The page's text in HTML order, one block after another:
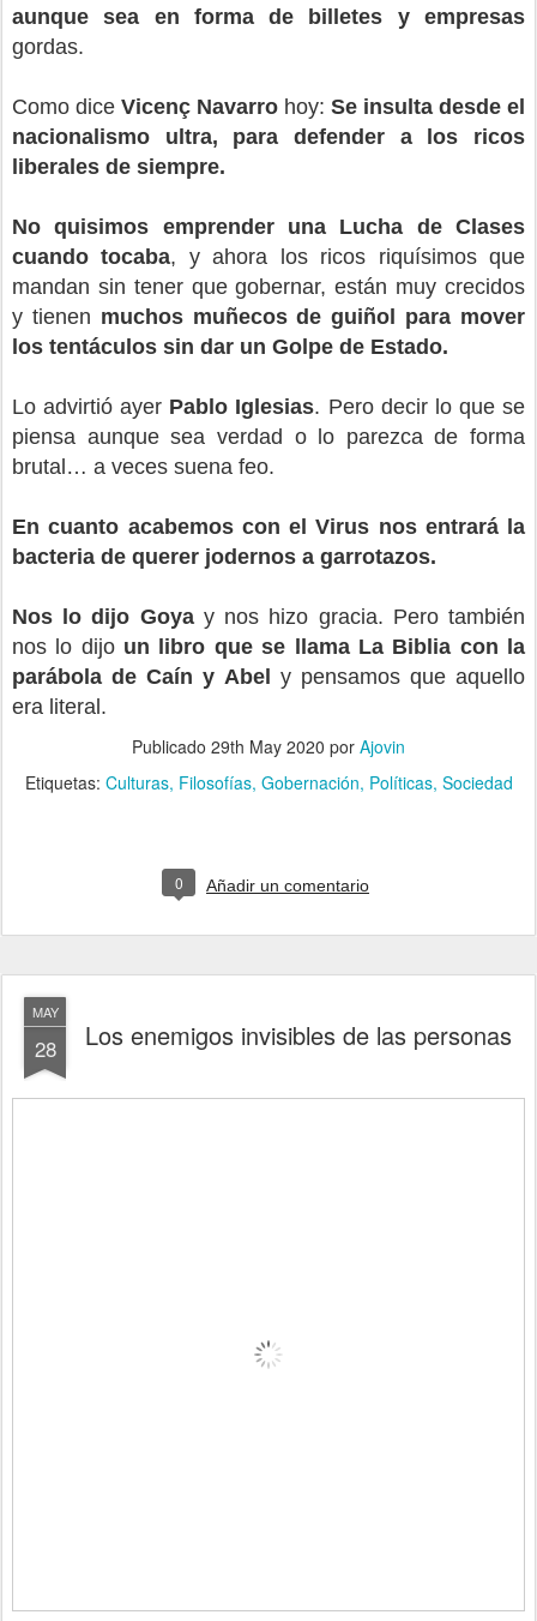
aunque sea en forma de billetes y empresas
gordas.
Como dice Vicenç Navarro hoy: Se insulta desde el
nacionalismo ultra, para defender a los ricos
liberales de siempre.
No quisimos emprender una Lucha de Clases
cuando tocaba, y ahora los ricos riquísimos que
mandan sin tener que gobernar, están muy crecidos
y tienen muchos muñecos de guiñol para mover
los tentáculos sin dar un Golpe de Estado.
Lo advirtió ayer Pablo Iglesias. Pero decir lo que se
piensa aunque sea verdad o lo parezca de forma
brutal… a veces suena feo.
En cuanto acabemos con el Virus nos entrará la
bacteria de querer jodernos a garrotazos.
Nos lo dijo Goyay nos hizo gracia. Pero también
nos lo dijo un libro que se llama La Biblia con la
parábola de Caín y Abel y pensamos que aquello
era literal.
Publicado 29th May 2020 por Ajovin
Etiquetas: Culturas Filosofías Gobernación Políticas Sociedad
0 Añadir un comentario
MAY
28 Los enemigos invisibles de las personas